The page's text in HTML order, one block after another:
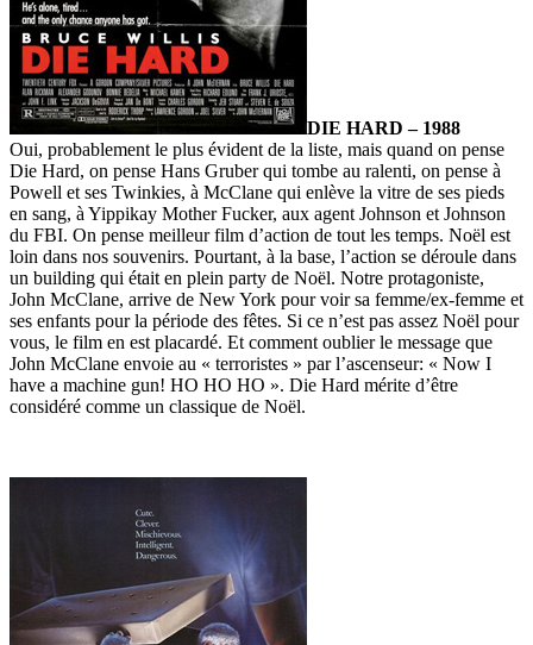
DIE HARD – 1988
Oui, probablement le plus évident de la liste, mais quand on pense
Die Hard, on pense Hans Gruber qui tombe au ralenti, on pense à
Powell et ses Twinkies, à McClane qui enlève la vitre de ses pieds
en sang, à Yippikay Mother Fucker, aux agent Johnson et Johnson
du FBI. On pense meilleur film d’action de tout les temps. Noël est
loin dans nos souvenirs. Pourtant, à la base, l’action se déroule dans
un building qui était en plein party de Noël. Notre protagoniste,
John McClane, arrive de New York pour voir sa femme/ex-femme et
ses enfants pour la période des fêtes. Si ce n’est pas assez Noël pour
vous, le film en est placardé. Et comment oublier le message que
John McClane envoie au « terroristes » par l’ascenseur: « Now I
have a machine gun! HO HO HO ». Die Hard mérite d’être
considéré comme un classique de Noël.